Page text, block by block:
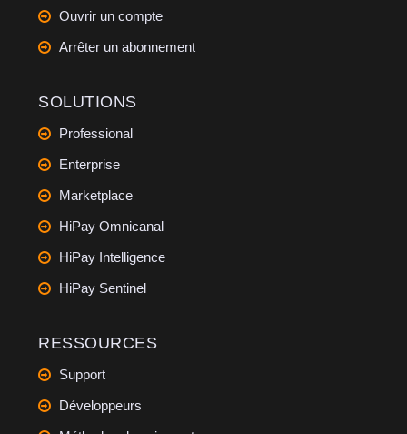
Ouvrir un compte
Arrêter un abonnement
SOLUTIONS
Professional
Enterprise
Marketplace
HiPay Omnicanal
HiPay Intelligence
HiPay Sentinel
RESSOURCES
Support
Développeurs